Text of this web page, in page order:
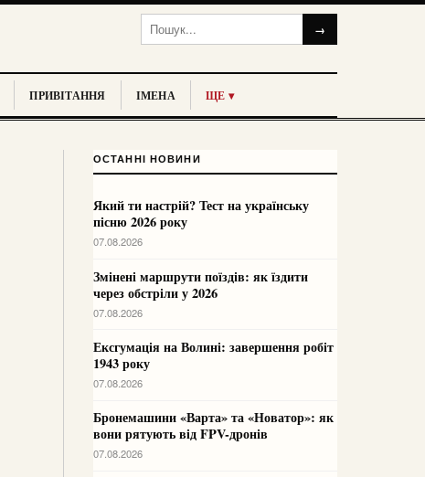
→
ПРИВІТАННЯ ІМЕНА ЩЕ ▾
ОСТАННІ НОВИНИ
Який ти настрій? Тест на українську
пісню 2026 року
07.08.2026
Змінені маршрути поїздів: як їздити
через обстріли у 2026
07.08.2026
Ексгумація на Волині: завершення робіт
1943 року
07.08.2026
Бронемашини «Варта» та «Новатор»: як
вони рятують від FPV-дронів
07.08.2026